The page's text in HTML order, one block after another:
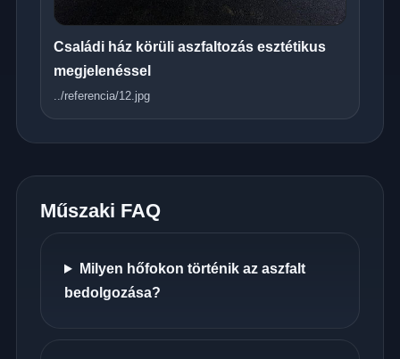
Családi ház körüli aszfaltozás esztétikus
megjelenéssel
../referencia/12.jpg
Műszaki FAQ
Milyen hőfokon történik az aszfalt
bedolgozása?